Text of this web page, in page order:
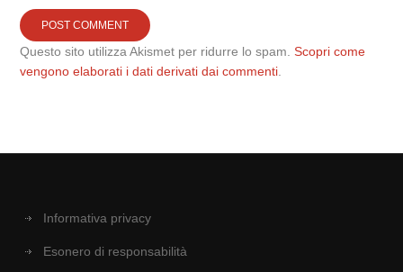
Questo sito utilizza Akismet per ridurre lo spam.Scopri come
vengono elaborati i dati derivati dai commenti
Informativa privacy
Esonero di responsabilità